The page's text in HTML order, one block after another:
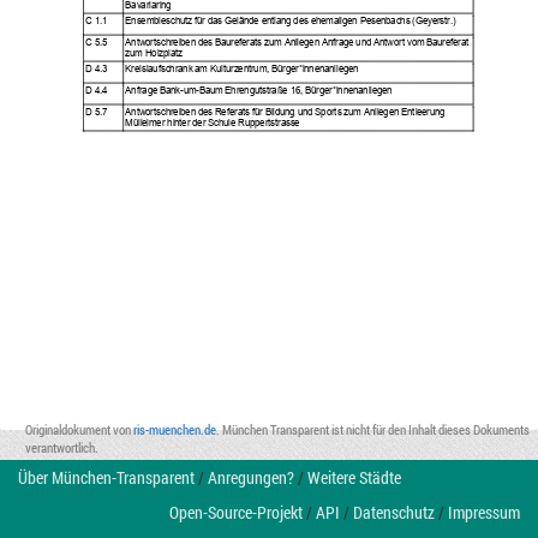
Bavariaring
C 1.1
Ensembleschutz für das Gelände entlang des ehemaligen Pesenbachs (Geyerstr.)
C 5.5 Antwortschreiben des Baureferats zum Anliegen Anfrage und Antwort vom Baureferat
zum Holzplatz
D 4.3
Kreislaufschrank am Kulturzentrum, Bürger*innenanliegen
D 4.4 Anfrage Bank-um-Baum Ehrengutstraße 16, Bürger*innenanliegen
D 5.7
Antwortschreiben des Referats für Bildung und Sports zum Anliegen Entleerung
Mülleimer hinter der Schule Ruppertstrasse
Originaldokument vonris-muenchen.de. München Transparent ist nicht für den Inhalt dieses Dokuments
verantwortlich.
Über München-Transparent/Anregungen?/Weitere Städte
Open-Source-Projekt/API / Datenschutz/ Impressum